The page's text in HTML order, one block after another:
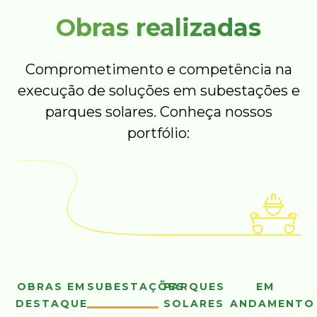
Obras realizadas
Comprometimento e competência na
execução de soluções em subestações e
parques solares. Conheça nossos
portfólio:
OBRAS EM
DESTAQUE
SUBESTAÇÕESPARQUES
SOLARES
EM
ANDAMENTO